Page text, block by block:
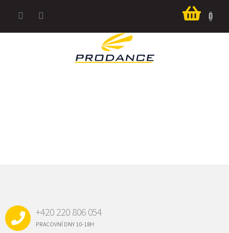
košík
+420 220 806 054
PRACOVNÍ DNY 10-18H